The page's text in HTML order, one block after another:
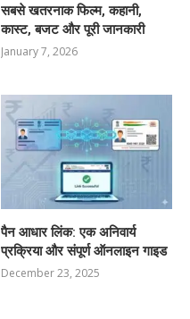
सबसे खतरनाक फिल्म, कहानी,
कास्ट, बजट और पूरी जानकारी
January 7, 2026
पैन आधार लिंक: एक अनिवार्य
प्रक्रिया और संपूर्ण ऑनलाइन गाइड
December 23, 2025